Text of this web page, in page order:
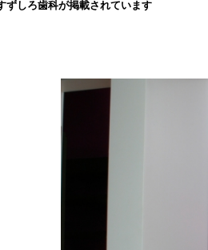
ずしろ歯科が掲載されています